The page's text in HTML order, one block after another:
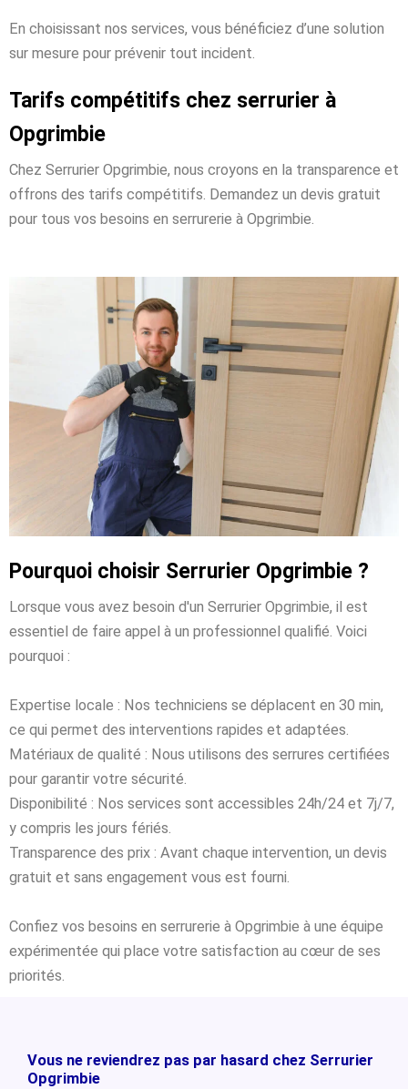
En choisissant nos services, vous bénéficiez d’une solution
sur mesure pour prévenir tout incident.
Tarifs compétitifs chez serrurier à
Opgrimbie
Chez Serrurier Opgrimbie, nous croyons en la transparence et
offrons des tarifs compétitifs. Demandez un devis gratuit
pour tous vos besoins en serrurerie à Opgrimbie.
Pourquoi choisir Serrurier Opgrimbie ?
Lorsque vous avez besoin d'un Serrurier Opgrimbie, il est
essentiel de faire appel à un professionnel qualifié. Voici
pourquoi :
Expertise locale : Nos techniciens se déplacent en 30 min,
ce qui permet des interventions rapides et adaptées.
Matériaux de qualité : Nous utilisons des serrures certifiées
pour garantir votre sécurité.
Disponibilité : Nos services sont accessibles 24h/24 et 7j/7,
y compris les jours fériés.
Transparence des prix : Avant chaque intervention, un devis
gratuit et sans engagement vous est fourni.
Confiez vos besoins en serrurerie à Opgrimbie à une équipe
expérimentée qui place votre satisfaction au cœur de ses
priorités.
Vous ne reviendrez pas par hasard chez Serrurier
Opgrimbie